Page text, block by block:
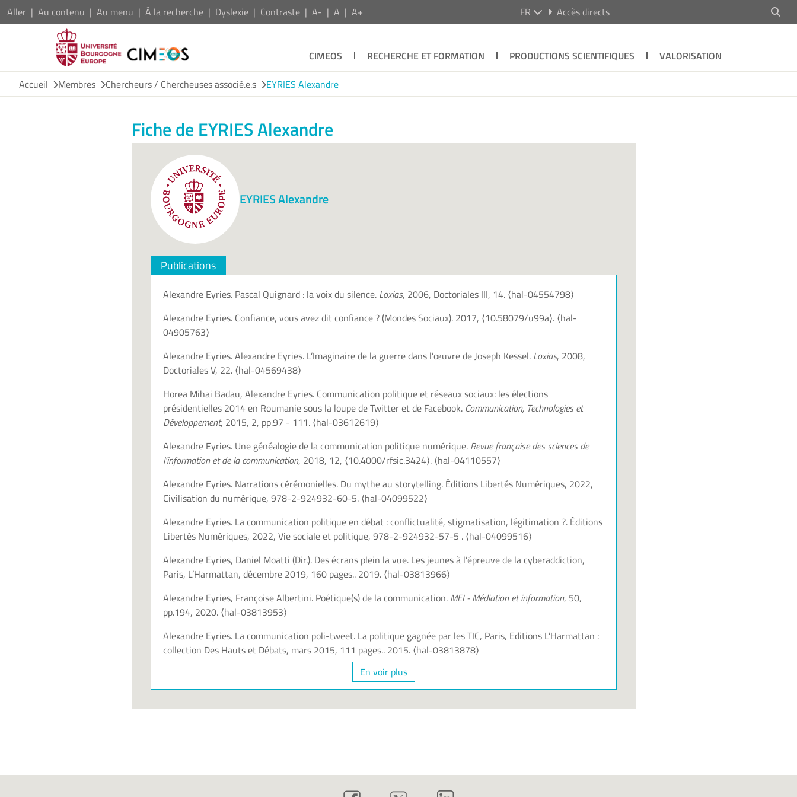
Aller Au contenu Au menu À la recherche Dyslexie Contraste A- A A+ FR Accès directs
CIMEOS RECHERCHE ET FORMATION PRODUCTIONS SCIENTIFIQUES
VALORISATION
Accueil
Membres Chercheurs / Chercheuses associé.e.s EYRIES Alexandre
Fiche de EYRIES Alexandre
EYRIES Alexandre
Publications
Alexandre Eyries. Pascal Quignard : la voix du silence. Loxias, 2006, Doctoriales III, 14. ⟨hal-04554798⟩
Alexandre Eyries. Confiance, vous avez dit confiance ? (Mondes Sociaux). 2017, ⟨10.58079/u99a⟩. ⟨hal-
04905763⟩
Alexandre Eyries. Alexandre Eyries. L’Imaginaire de la guerre dans l’œuvre de Joseph Kessel. Loxias, 2008,
Doctoriales V, 22. ⟨hal-04569438⟩
Horea Mihai Badau, Alexandre Eyries. Communication politique et réseaux sociaux: les élections
présidentielles 2014 en Roumanie sous la loupe de Twitter et de Facebook. Communication, Technologies et
Développement, 2015, 2, pp.97 - 111. ⟨hal-03612619⟩
Alexandre Eyries. Une généalogie de la communication politique numérique. Revue française des sciences de
l'information et de la communication, 2018, 12, ⟨10.4000/rfsic.3424⟩. ⟨hal-04110557⟩
Alexandre Eyries. Narrations cérémonielles. Du mythe au storytelling. Éditions Libertés Numériques, 2022,
Civilisation du numérique, 978-2-924932-60-5. ⟨hal-04099522⟩
Alexandre Eyries. La communication politique en débat : conflictualité, stigmatisation, légitimation ?. Éditions
Libertés Numériques, 2022, Vie sociale et politique, 978-2-924932-57-5 . ⟨hal-04099516⟩
Alexandre Eyries, Daniel Moatti (Dir.). Des écrans plein la vue. Les jeunes à l’épreuve de la cyberaddiction,
Paris, L’Harmattan, décembre 2019, 160 pages.. 2019. ⟨hal-03813966⟩
Alexandre Eyries, Françoise Albertini. Poétique(s) de la communication. MEI - Médiation et information, 50,
pp.194, 2020. ⟨hal-03813953⟩
Alexandre Eyries. La communication poli-tweet. La politique gagnée par les TIC, Paris, Editions L’Harmattan :
collection Des Hauts et Débats, mars 2015, 111 pages.. 2015. ⟨hal-03813878⟩
En voir plus